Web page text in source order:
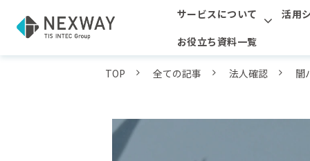
サービスについて
活用
お役立ち資料一覧
TOP 全ての記事 法人確認 闇